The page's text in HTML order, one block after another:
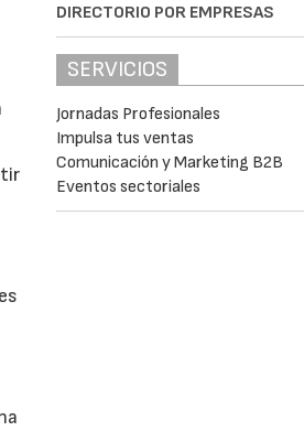
DIRECTORIO POR EMPRESAS
SERVICIOS
Jornadas Profesionales
Impulsa tus ventas
Comunicación y Marketing B2B
Eventos sectoriales